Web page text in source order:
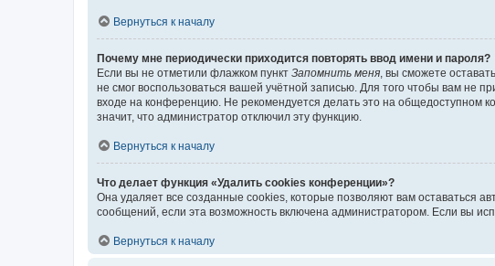
Вернуться к началу
Почему мне периодически приходится повторять ввод имени и пароля?
Если вы не отметили флажком пункт Запомнить меня , вы сможете
не смог воспользоваться вашей учётной записью. Для того чтобы вам не
входе на конференцию. Не рекомендуется делать это на общедоступном
значит, что администратор отключил эту функцию.
Вернуться к началу
Что делает функция «Удалить cookies конференции»?
Она удаляет все созданные cookies, которые позволяют вам оставаться
сообщений, если эта возможность включена администратором. Если вы
Вернуться к началу